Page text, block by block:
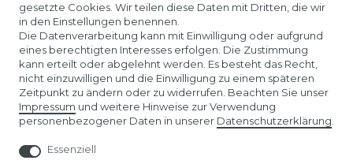
ÜBER UNS
AMAZON STORE
SPIELWARENMESSE NÜRNBERG
gesetzte Cookies. Wir teilen diese Daten mit Dritten, die wir
in den Einstellungen benennen.
Die Datenverarbeitung kann mit Einwilligung oder aufgrund
eines berechtigten Interesses erfolgen. Die Zustimmung
kann erteilt oder abgelehnt werden. Es besteht das Recht,
nicht einzuwilligen und die Einwilligung zu einem späteren
Zeitpunkt zu ändern oder zu widerrufen. Beachten Sie unser
Impressum und weitere Hinweise zur Verwendung
personenbezogener Daten in unserer Daten­schutz­erklärung
Essenziell